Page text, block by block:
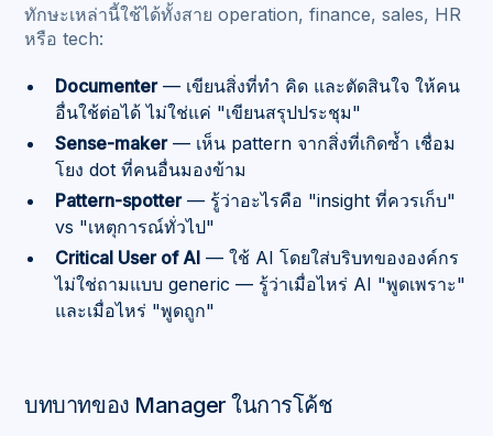
ทักษะเหล่านี้ใช้ได้ทั้งสาย operation, finance, sales, HR
หรือ tech:
Documenter— เขียนสิ่งที่ทำ คิด และตัดสินใจ ให้คน
อื่นใช้ต่อได้ ไม่ใช่แค่ "เขียนสรุปประชุม"
Sense-maker— เห็น pattern จากสิ่งที่เกิดซ้ำ เชื่อม
โยง dot ที่คนอื่นมองข้าม
Pattern-spotter— รู้ว่าอะไรคือ "insight ที่ควรเก็บ"
vs "เหตุการณ์ทั่วไป"
Critical User of AI — ใช้ AI โดยใส่บริบทขององค์กร
ไม่ใช่ถามแบบ generic — รู้ว่าเมื่อไหร่ AI "พูดเพราะ"
และเมื่อไหร่ "พูดถูก"
บทบาทของ Manager ในการโค้ช